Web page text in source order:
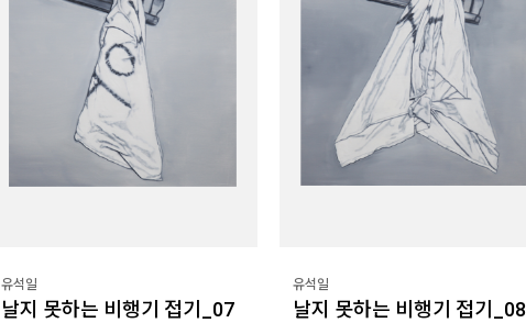
유석일
날지 못하는 비행기 접기_07
유석일
날지 못하는 비행기 접기_08